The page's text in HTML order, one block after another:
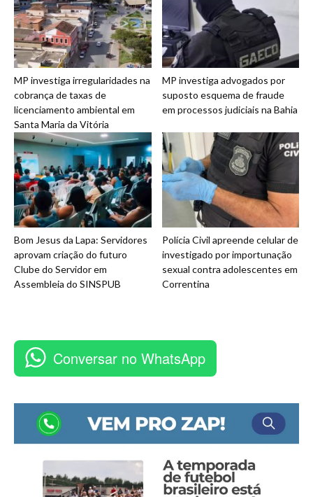
MP investiga irregularidades na
cobrança de taxas de
licenciamento ambiental em
Santa Maria da Vitória
MP investiga advogados por
suposto esquema de fraude
em processos judiciais na Bahia
Bom Jesus da Lapa: Servidores
aprovam criação do futuro
Clube do Servidor em
Assembleia do SINSPUB
Polícia Civil apreende celular de
investigado por importunação
sexual contra adolescentes em
Correntina
Conversar no WhatsApp